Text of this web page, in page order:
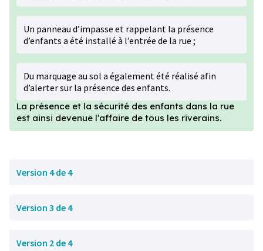
Un panneau d’impasse et rappelant la présence
d’enfants a été installé à l’entrée de la rue ;
Du marquage au sol a également été réalisé afin
d’alerter sur la présence des enfants.
La présence et la sécurité des enfants dans la rue
est ainsi devenue l’affaire de tous les riverains.
Version 4 de 4
Version 3 de 4
Version 2 de 4